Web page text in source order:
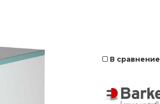
В сравнение